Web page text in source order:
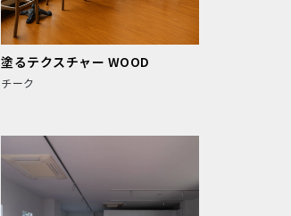
塗るテクスチャー WOOD
チーク